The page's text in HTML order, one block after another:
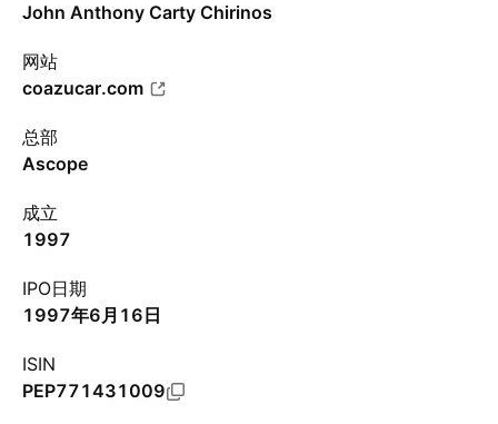
John Anthony Carty Chirinos
网站
coazucar.com
总部
Ascope
成立
1997
IPO日期
1997年6月16日
ISIN
PEP771431009